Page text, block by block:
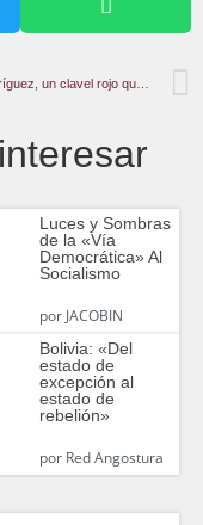
Jorge Rodríguez, un clavel rojo que se mantiene en batalla
Luces y Sombras
de la «Vía
Democrática» Al
Socialismo
porJACOBIN
Bolivia: «Del
estado de
excepción al
estado de
rebelión»
porRed Angostura